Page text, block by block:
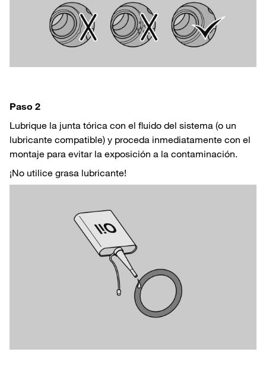
Paso 2
Lubrique la junta tórica con el fluido del sistema (o un
lubricante compatible) y proceda inmediatamente con el
montaje para evitar la exposición a la contaminación.
¡No utilice grasa lubricante!